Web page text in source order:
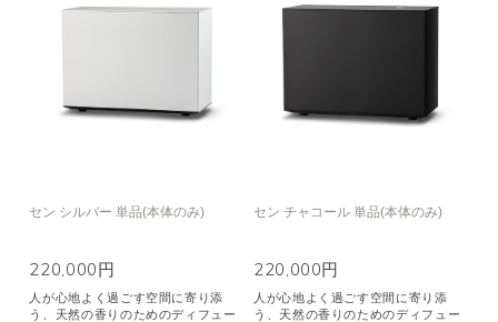
セン シルバー 単品(本体のみ)
220,000円
人が心地よく過ごす空間に寄り添
う、天然の香りのためのディフュー
セン チャコール 単品(本体のみ)
220,000円
人が心地よく過ごす空間に寄り添
う、天然の香りのためのディフュー